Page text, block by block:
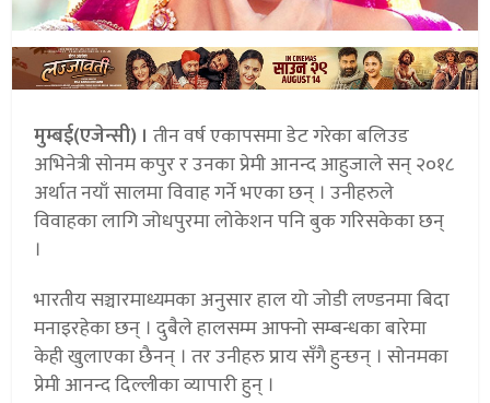
मुम्बई(एजेन्सी) । तीन वर्ष एकापसमा डेट गरेका बलिउड
अभिनेत्री सोनम कपुर र उनका प्रेमी आनन्द आहुजाले सन् २०१८
अर्थात नयाँ सालमा विवाह गर्ने भएका छन् । उनीहरुले
विवाहका लागि जोधपुरमा लोकेशन पनि बुक गरिसकेका छन्
।
भारतीय सञ्चारमाध्यमका अनुसार हाल यो जोडी लण्डनमा बिदा
मनाइरहेका छन् । दुबैले हालसम्म आफ्नो सम्बन्धका बारेमा
केही खुलाएका छैनन् । तर उनीहरु प्राय सँगै हुन्छन् । सोनमका
प्रेमी आनन्द दिल्लीका व्यापारी हुन् ।